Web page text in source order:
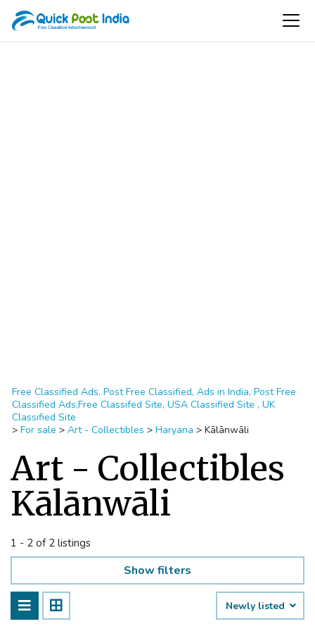
Free Classified Ads, Post Free Classified, Ads in India, Post Free
Classified Ads,Free Classifed Site, USA Classified Site , UK
Classified Site
> For sale > Art - Collectibles > Haryana > Kālānwāli
Art - Collectibles
Kālānwāli
1 - 2 of 2 listings
Show filters
Newly listed